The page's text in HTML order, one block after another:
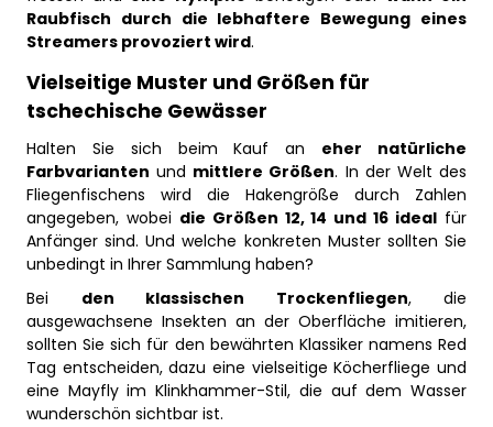
Raubfisch durch die lebhaftere Bewegung eines
Streamers provoziert wird.
Vielseitige Muster und Größen für
tschechische Gewässer
Halten Sie sich beim Kauf an eher natürliche
Farbvarianten und mittlere Größen. In der Welt des
Fliegenfischens wird die Hakengröße durch Zahlen
angegeben, wobei die Größen 12, 14 und 16 ideal für
Anfänger sind. Und welche konkreten Muster sollten Sie
unbedingt in Ihrer Sammlung haben?
Bei den klassischen Trockenfliegen, die
ausgewachsene Insekten an der Oberfläche imitieren,
sollten Sie sich für den bewährten Klassiker namens Red
Tag entscheiden, dazu eine vielseitige Köcherfliege und
eine Mayfly im Klinkhammer-Stil, die auf dem Wasser
wunderschön sichtbar ist.